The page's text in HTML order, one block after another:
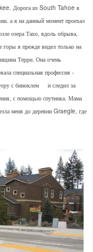
Дорога из South Tahoe в
а я на данный момент проехал
озера Тахо, вдоль обрыва,
я прежде видел только на
Терри. Она очень
специальная профессия -
гору с биноклем и следил за
с помощью спутника. Мама
меня до деревни Graegle, где